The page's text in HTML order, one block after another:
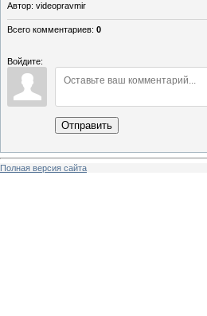
Автор: videopravmir
Всего комментариев: 0
Войдите:
Отправить
Полная версия сайта